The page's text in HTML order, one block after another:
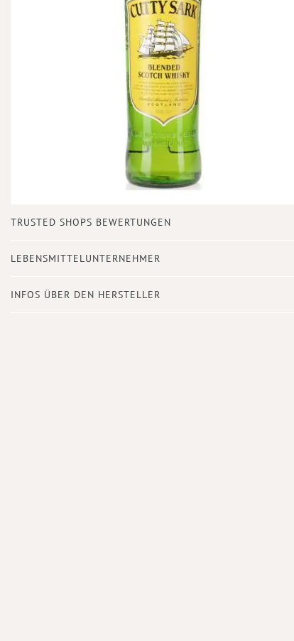
Anfang
Bildergalerie
TRUSTED SHOPS BEWERTUNGEN
LEBENSMITTELUNTERNEHMER
INFOS ÜBER DEN HERSTELLER